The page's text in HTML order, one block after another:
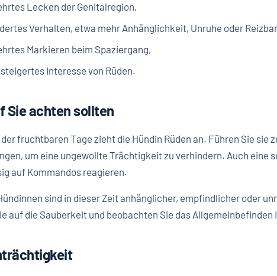
Lecken der Genitalregion,
Verhalten, etwa mehr Anhänglichkeit, Unruhe oder
Markieren beim Spaziergang,
Interesse von Rüden.
Sie achten sollten
fruchtbaren Tage zieht die Hündin Rüden an. Führen Sie
um eine ungewollte Trächtigkeit zu verhindern. Auch eine
auf Kommandos reagieren.
sind in dieser Zeit anhänglicher, empfindlicher oder
auf die Sauberkeit und beobachten Sie das Allgemeinbefinden